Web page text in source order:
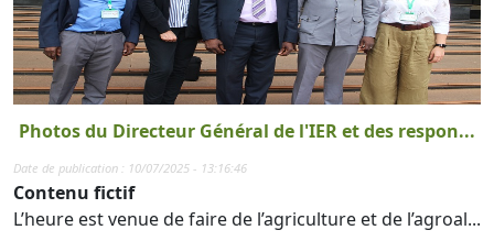
Photos du Directeur Général de l'IER et des respon...
Date de publication : 10/07/2025 - 13:16:46
Contenu fictif
L’heure est venue de faire de l’agriculture et de l’agroal...